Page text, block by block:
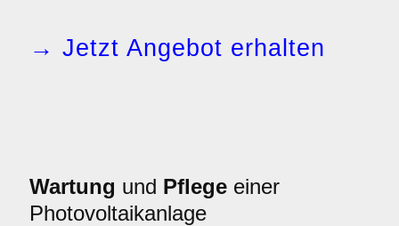
→ Jetzt Angebot erhalten
Wartung und Pflege einer
Photovoltaikanlage